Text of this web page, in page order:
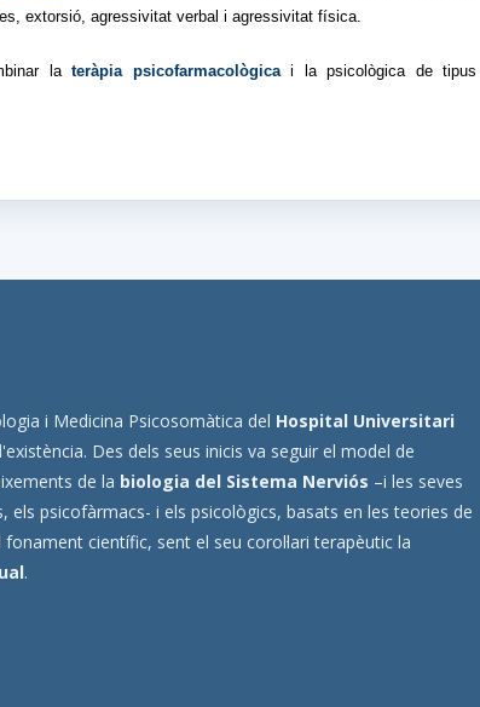
extorsió, agressivitat verbal i agressivitat física.
lateràpia psicofarmacològicai la psicològica de tipus
i Medicina Psicosomàtica del Hospital Universitari
Des dels seus inicis va seguir el model de
de la biologia del Sistema Nerviós –i les seves
els psicofàrmacs- i els psicològics, basats en les teories de
científic, sent el seu corol·lari terapèutic la
.